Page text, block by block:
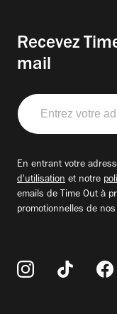
Recevez
mail
Entrez
votre
adresse
En entrant votre
d'utilisation et notre
emails de Time Out à
promotionnelles de